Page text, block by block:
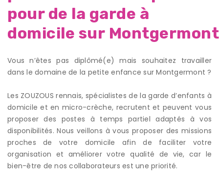
pour de la garde à
domicile sur Montgermont
Vous n’êtes pas diplômé(e) mais souhaitez travailler
dans le domaine de la petite enfance sur Montgermont ?
Les ZOUZOUS rennais, spécialistes de la garde d’enfants à
domicile et en micro-crèche, recrutent et peuvent vous
proposer des postes à temps partiel adaptés à vos
disponibilités. Nous veillons à vous proposer des missions
proches de votre domicile afin de faciliter votre
organisation et améliorer votre qualité de vie, car le
bien-être de nos collaborateurs est une priorité.